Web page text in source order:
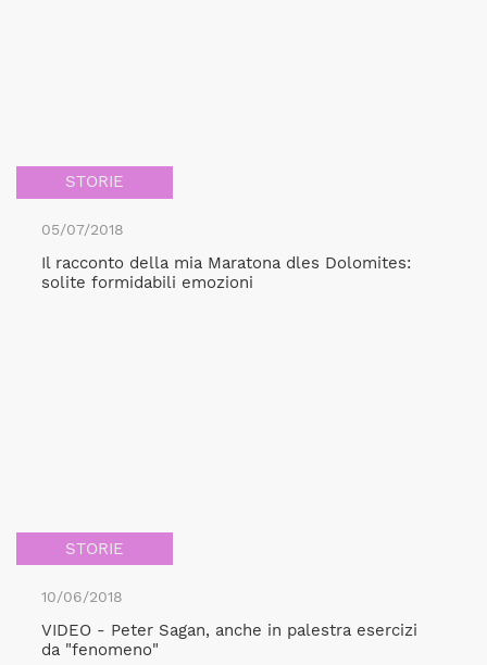
STORIE
05/07/2018
Il racconto della mia Maratona dles Dolomites:
solite formidabili emozioni
STORIE
10/06/2018
VIDEO - Peter Sagan, anche in palestra esercizi
da "fenomeno"